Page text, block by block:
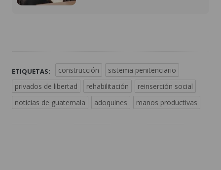
ETIQUETAS: construcción
sistema penitenciario
privados de libertad
rehabilitación
reinserción social
noticias de guatemala
adoquines manos productivas